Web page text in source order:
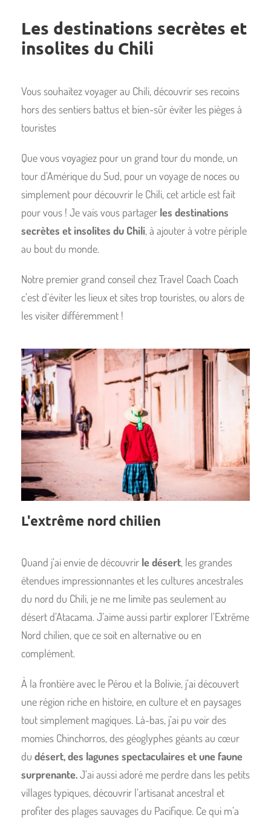
Les destinations secrètes et
insolites du Chili
Vous souhaitez voyager au Chili, découvrir ses recoins
hors des sentiers battus et bien-sûr éviter les pièges à
touristes
Que vous voyagiez pour un grand tour du monde, un
tour d’Amérique du Sud, pour un voyage de noces ou
simplement pour découvrir le Chili, cet article est fait
pour vous ! Je vais vous partager les destinations
secrètes et insolites du Chili, à ajouter à votre périple
au bout du monde.
Notre premier grand conseil chez Travel Coach Coach
c’est d’éviter les lieux et sites trop touristes, ou alors de
les visiter différemment !
L'extrême nord chilien
Quand j’ai envie de découvrir le désert, les grandes
étendues impressionnantes et les cultures ancestrales
du nord du Chili, je ne me limite pas seulement au
désert d’Atacama. J’aime aussi partir explorer l’Extrême
Nord chilien, que ce soit en alternative ou en
complément.
À la frontière avec le Pérou et la Bolivie, j’ai découvert
une région riche en histoire, en culture et en paysages
tout simplement magiques. Là-bas, j’ai pu voir des
momies Chinchorros, des géoglyphes géants au cœur
du désert, des lagunes spectaculaires et une faune
surprenante.J’ai aussi adoré me perdre dans les petits
villages typiques, découvrir l’artisanat ancestral et
profiter des plages sauvages du Pacifique. Ce qui m’a